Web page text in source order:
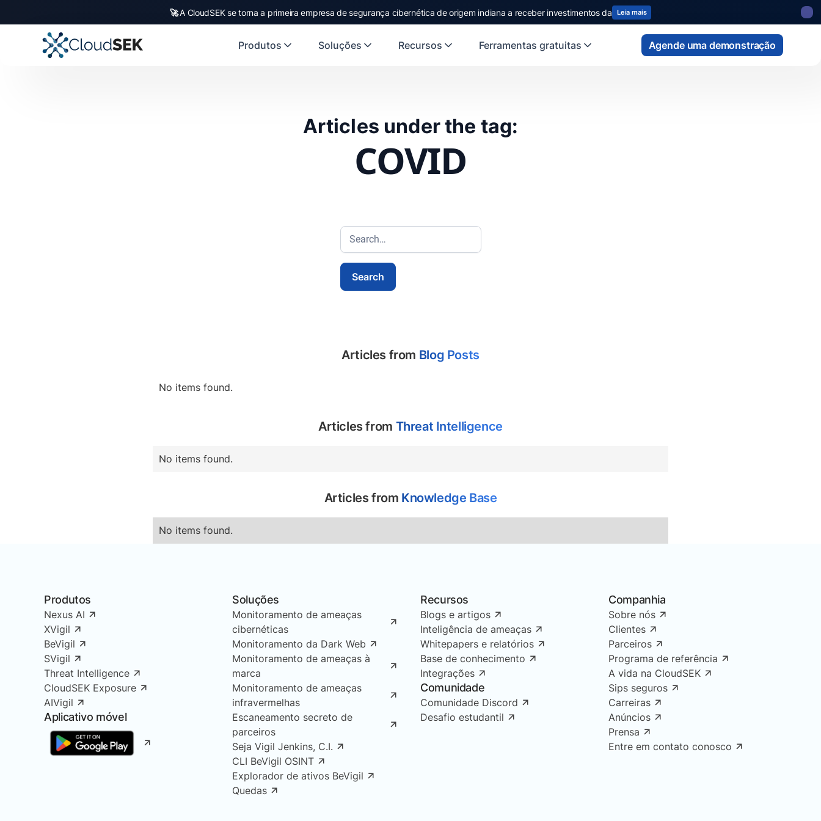
🚀A CloudSEK se torna a primeira empresa de segurança cibernética de origem indiana a receber investimentos da Leia mais
Produtos Soluções Recursos Ferramentas gratuitas Agende uma demonstração
Articles under the tag:
COVID
Articles from Blog Posts
No items found.
Articles from Threat Intelligence
No items found.
Articles from Knowledge Base
No items found.
Produtos
Nexus AI
XVigil
BeVigil
SVigil
Threat Intelligence
CloudSEK Exposure
AIVigil
Aplicativo móvel
Soluções
Monitoramento de ameaças
cibernéticas
Monitoramento da Dark Web
Monitoramento de ameaças à
marca
Monitoramento de ameaças
infravermelhas
Escaneamento secreto de
parceiros
Seja Vigil Jenkins, C.I.
CLI BeVigil OSINT
Explorador de ativos BeVigil
Quedas
Recursos
Blogs e artigos
Inteligência de ameaças
Whitepapers e relatórios
Base de conhecimento
Integrações
Comunidade
Comunidade Discord
Desafio estudantil
Companhia
Sobre nós
Clientes
Parceiros
Programa de referência
A vida na CloudSEK
Sips seguros
Carreiras
Anúncios
Prensa
Entre em contato conosco